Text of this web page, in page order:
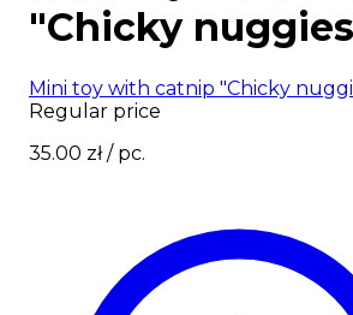
"Chicky
Mini toy with catnip "Chicky
Regular price
35.00 zł/ pc.